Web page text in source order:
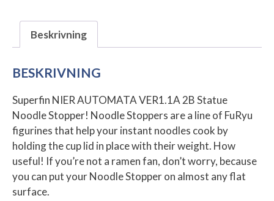
Stopper
mängdBeskrivning
BESKRIVNING
Superfin NIER AUTOMATA VER1.1A 2B Statue
Noodle Stopper! Noodle Stoppers are a line of FuRyu
figurines that help your instant noodles cook by
holding the cup lid in place with their weight. How
useful! If you’re not a ramen fan, don’t worry, because
you can put your Noodle Stopper on almost any flat
surface.